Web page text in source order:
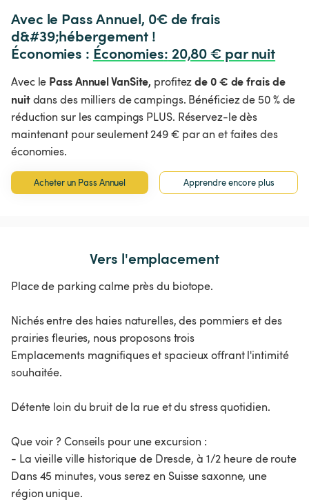
Avec le Pass Annuel, 0€ de frais
d&#39;hébergement !
Économies : Économies: 20,80 € par nuit
Avec le Pass Annuel VanSite, profitezde 0 € de frais de
nuitdans des milliers de campings. Bénéficiez de 50 % de
réduction sur les campings PLUS. Réservez-le dès
maintenant pour seulement 249 € par an et faites des
économies.
Acheter un Pass Annuel Apprendre encore plus
Vers l'emplacement
Place de parking calme près du biotope.
Nichés entre des haies naturelles, des pommiers et des
prairies fleuries, nous proposons trois
Emplacements magnifiques et spacieux offrant l'intimité
souhaitée.
Détente loin du bruit de la rue et du stress quotidien.
Que voir ? Conseils pour une excursion :
- La vieille ville historique de Dresde, à 1/2 heure de route
Dans 45 minutes, vous serez en Suisse saxonne, une
région unique.